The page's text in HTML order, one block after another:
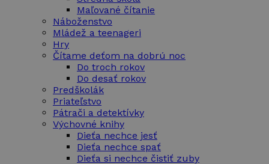
Maľované čítanie
Náboženstvo
Mládež a teenageri
Hry
Čítame deťom na dobrú noc
Do troch rokov
Do desať rokov
Predškolák
Priateľstvo
Pátrači a detektívky
Výchovné knihy
Dieťa nechce jesť
Dieťa nechce spať
Dieťa si nechce čistiť zuby